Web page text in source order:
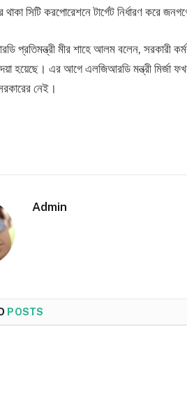
থাকা সিটি করপোরেশনে টার্গেট নির্ধারণ করে
প্রতিমন্ত্রী মীর শাহে আলম বলেন, সরকারী
হয়েছে। এর আগে এলজিআরডি মন্ত্রী মির্জা
নেই।
Admin
POSTS